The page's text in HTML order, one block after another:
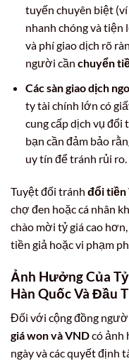
tuyến chuyên biệt (ví
nhanh chóng và
và phí giao dịch rõ
người cần chuyển
Các sàn giao dịch
ty tài chính lớn có
cung cấp dịch vụ đổi
bạn cần đảm bảo
uy tín để tránh rủi ro.
Tuyệt đối tránh đổi tiền
chợ đen hoặc cá nhân
chào mời tỷ giá cao
tiền giả hoặc vi phạm
Ảnh Hưởng Của
Hàn Quốc Và Đầu
Đối với cộng đồng
giá won và VNDcó ảnh
ngày và các quyết định